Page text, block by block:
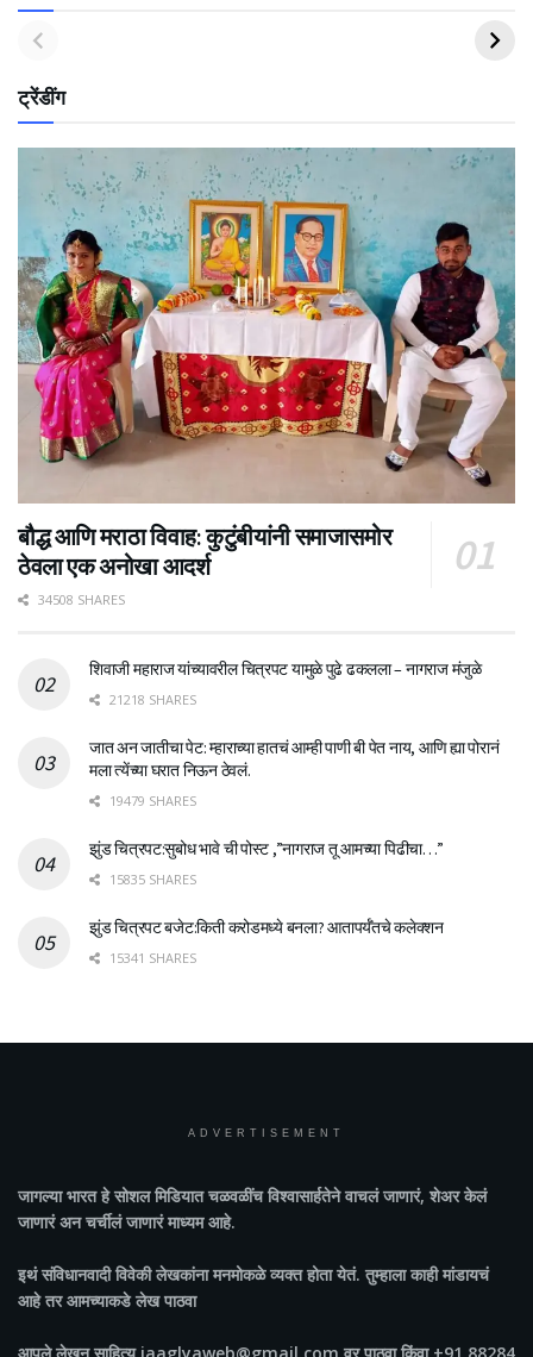
ट्रेंडींग
बौद्ध आणि मराठा विवाह: कुटुंबीयांनी समाजासमोर
ठेवला एक अनोखा आदर्श
34508 SHARES
शिवाजी महाराज यांच्यावरील चित्रपट यामुळे पुढे ढकलला – नागराज मंजुळे
21218 SHARES
जात अन जातीचा पेट: म्हाराच्या हातचं आम्ही पाणी बी पेत नाय, आणि ह्या पोरानं
मला त्येंच्या घरात निऊन ठेवलं.
19479 SHARES
झुंड चित्रपट:सुबोध भावे ची पोस्ट ,”नागराज तू आमच्या पिढीचा…”
15835 SHARES
झुंड चित्रपट बजेट:किती करोडमध्ये बनला? आतापर्यँतचे कलेक्शन
15341 SHARES
ADVERTISEMENT
जागल्या भारतहे सोशल मिडियात चळवळींच विश्वासार्हतेने वाचलं जाणारं, शेअर केलं
जाणारं अन चर्चीलं जाणारं माध्यम आहे.
इथं संविधानवादी विवेकी लेखकांना मनमोकळे व्यक्त होता येतं. तुम्हाला काही मांडायचं
आहे तर आमच्याकडे लेख पाठवा